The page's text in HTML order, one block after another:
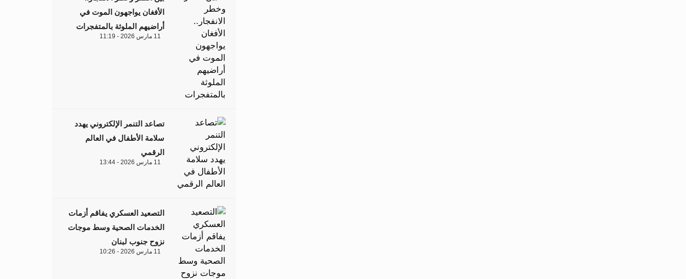
الأفغان يواجهون الموت في
أراضيهم الملوثة بالمتفجرات
11 مارس 2026 - 11:19
تصاعد التنمر الإلكتروني يهدد
سلامة الأطفال في العالم
الرقمي
11 مارس 2026 - 13:44
التصعيد العسكري يفاقم أزمات
الخدمات الصحية وسط موجات
نزوح جنوب لبنان
11 مارس 2026 - 10:26